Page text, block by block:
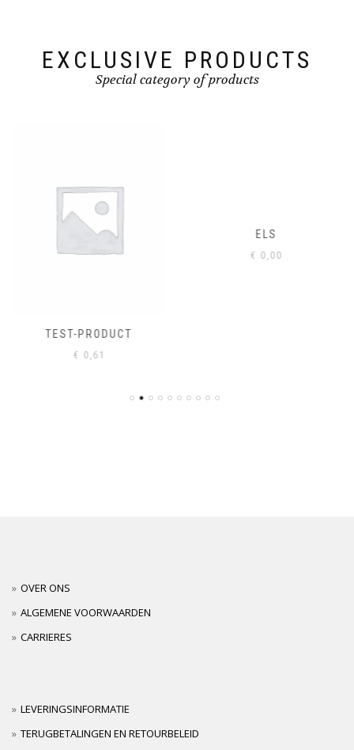
EXCLUSIVE PRODUCTS
Special category of products
TEST-PRODUCT
€ 0,61
ELS
€ 0,00
OVER ONS
ALGEMENE VOORWAARDEN
CARRIERES
LEVERINGSINFORMATIE
TERUGBETALINGEN EN RETOURBELEID